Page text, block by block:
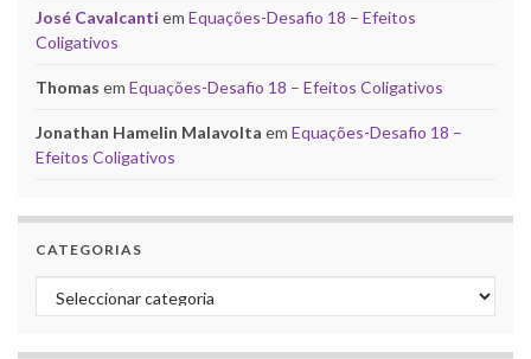
José Cavalcanti em Equações-Desafio 18 – Efeitos
Coligativos
Thomas em Equações-Desafio 18 – Efeitos Coligativos
Jonathan Hamelin Malavolta em Equações-Desafio 18 –
Efeitos Coligativos
CATEGORIAS
Categorias